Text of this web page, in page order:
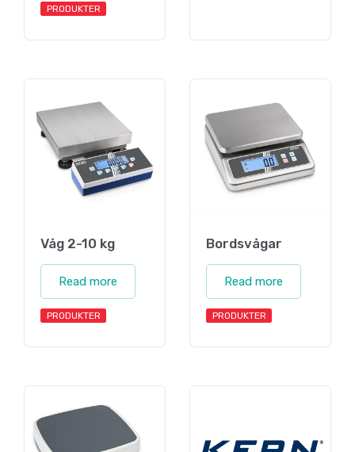
PRODUKTER
Våg 2-10 kg
Read more
PRODUKTER
Bordsvågar
Read more
PRODUKTER